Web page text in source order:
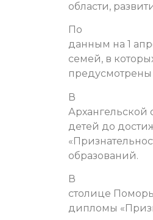
области,
По
данным на 1
семей, в
В
Архангельской
детей до
образований.
В
столице
дипломы